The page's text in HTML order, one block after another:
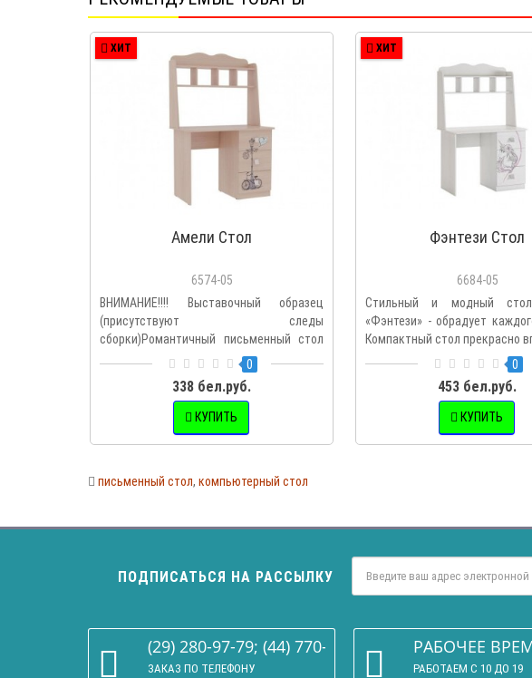
ХИТ
Амели Стол
6574-05
ВНИМАНИЕ!!!! Выставочный образец
(присутствуют следы
сборки)Романтичный письменный стол
«Амели» – об..
0
338 бел.руб.
КУПИТЬ
ХИТ
Фэнтези Стол
6684-05
Стильный и модный стол
«Фэнтези» - обрадует
Компактный стол прекрасно
0
453 бел.руб.
КУПИТЬ
письменный стол, компьютерный стол
ПОДПИСАТЬСЯ НА РАССЫЛКУ
(29) 280-97-79; (44) 770-86-68
ЗАКАЗ ПО ТЕЛЕФОНУ
РАБОЧЕЕ
РАБОТАЕМ С 10 ДО 19